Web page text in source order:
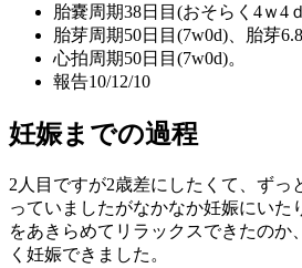
胎嚢周期38日目(おそらく4ｗ4
胎芽周期50日目(7w0d)、胎芽
心拍周期50日目(7w0d)。
報告10/12/10
妊娠までの過程
2人目ですが2歳差にしたくて、ずっ
っていましたがなかなか妊娠にいた
をあきらめてリラックスできたのか
く妊娠できました。